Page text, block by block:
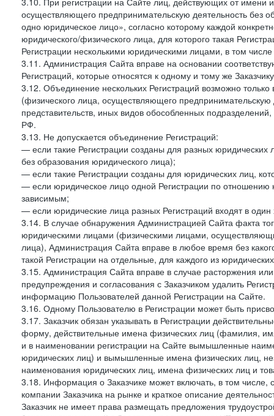
осуществляющего предпринимательскую деятельность без
одно юридическое лицо», согласно которому каждой
юридического/физического лица, для которого такая
Регистрации несколькими юридическими лицами, в том
3.11. Администрация Сайта вправе на основании
Регистраций, которые относятся к одному и тому же
3.12. Объединение нескольких Регистраций возможно
(физического лица, осуществляющего
представительств, иных видов обособленных
РФ.
3.13. Не допускается объединение Регистраций:
— если такие Регистрации созданы для разных
без образования юридического лица);
— если такие Регистрации созданы для юридических лиц,
— если юридическое лицо одной Регистрации по отношению
зависимым;
— если юридические лица разных Регистраций входят в
3.14. В случае обнаружения Администрацией Сайта факта
юридическими лицами (физическими лицами,
лица), Администрация Сайта вправе в любое время без
такой Регистрации на отдельные, для каждого из
3.15. Администрация Сайта вправе в случае расторжения
предупреждения и согласования с Заказчиком удалить
информацию Пользователей данной Регистрации на Сайте.
3.16. Одному Пользователю в Регистрации может быть
3.17. Заказчик обязан указывать в Регистрации
форму, действительные имена физических лиц (фамилия,
и в наименовании регистрации на Сайте вымышленные
юридических лиц) и вымышленные имена физических лиц,
наименования юридических лиц, имена физических лиц и
3.18. Информация о Заказчике может включать, в том
компании Заказчика на рынке и краткое описание
Заказчик не имеет права размещать предложения